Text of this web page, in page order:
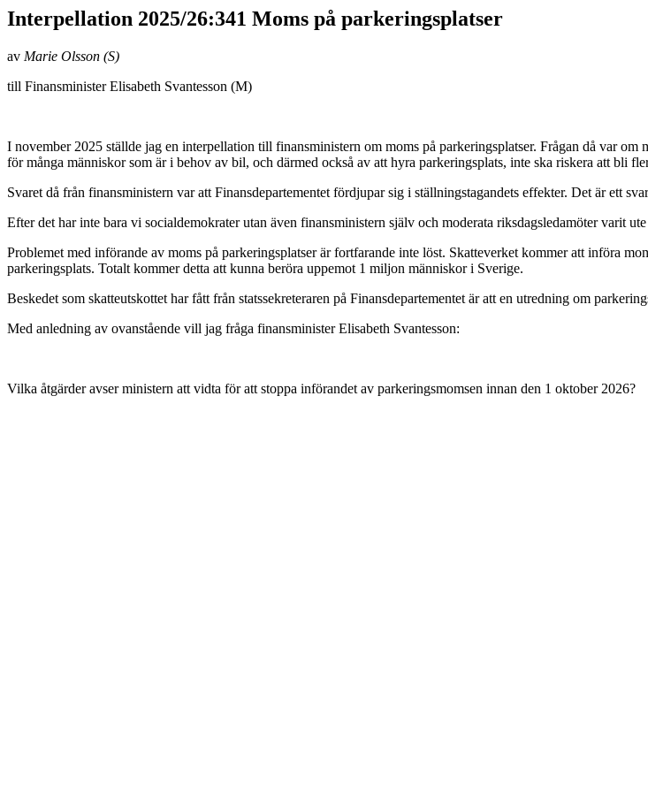
Interpellation 2025/26:341 Moms på parkeringsplatser
av Marie Olsson (S)
till Finansminister Elisabeth Svantesson (M)
I november 2025 ställde jag en interpellation till finansministern om moms på parkeringsplatser. Frågan då var
för många människor som är i behov av bil, och därmed också av att hyra parkeringsplats, inte ska riskera att bli
Svaret då från finansministern var att Finansdepartementet fördjupar sig i ställningstagandets effekter. Det är ett
Efter det har inte bara vi socialdemokrater utan även finansministern själv och moderata riksdagsledamöter varit
Problemet med införande av moms på parkeringsplatser är fortfarande inte löst. Skatteverket kommer att införa
parkeringsplats. Totalt kommer detta att kunna beröra uppemot 1 miljon människor i Sverige.
Beskedet som skatteutskottet har fått från statssekreteraren på Finansdepartementet är att en utredning om
Med anledning av ovanstående vill jag fråga finansminister Elisabeth Svantesson:
Vilka åtgärder avser ministern att vidta för att stoppa införandet av parkeringsmomsen innan den 1 oktober 2026?